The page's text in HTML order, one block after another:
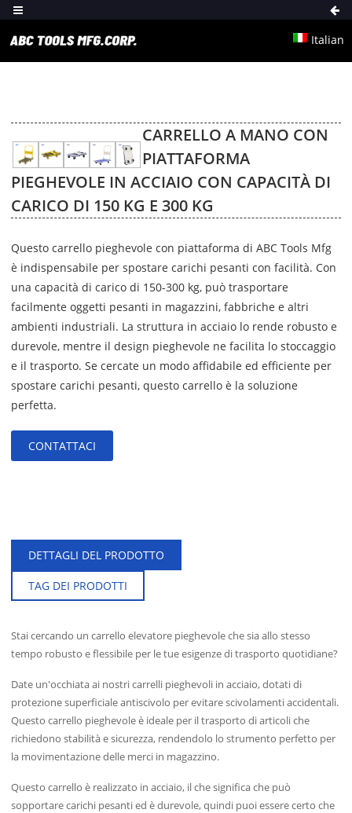
Italian
CARRELLO A MANO CON
PIATTAFORMA
PIEGHEVOLE IN ACCIAIO CON CAPACITÀ DI
CARICO DI 150 KG E 300 KG
Questo carrello pieghevole con piattaforma di ABC Tools Mfg
è indispensabile per spostare carichi pesanti con facilità. Con
una capacità di carico di 150-300 kg, può trasportare
facilmente oggetti pesanti in magazzini, fabbriche e altri
ambienti industriali. La struttura in acciaio lo rende robusto e
durevole, mentre il design pieghevole ne facilita lo stoccaggio
e il trasporto. Se cercate un modo affidabile ed efficiente per
spostare carichi pesanti, questo carrello è la soluzione
perfetta.
CONTATTACI
DETTAGLI DEL PRODOTTO
TAG DEI PRODOTTI
Stai cercando un carrello elevatore pieghevole che sia allo stesso
tempo robusto e flessibile per le tue esigenze di trasporto quotidiane?
Date un'occhiata ai nostri carrelli pieghevoli in acciaio, dotati di
protezione superficiale antiscivolo per evitare scivolamenti accidentali.
Questo carrello pieghevole è ideale per il trasporto di articoli che
richiedono stabilità e sicurezza, rendendolo lo strumento perfetto per
la movimentazione delle merci in magazzino.
Questo carrello è realizzato in acciaio, il che significa che può
sopportare carichi pesanti ed è durevole, quindi puoi essere certo che